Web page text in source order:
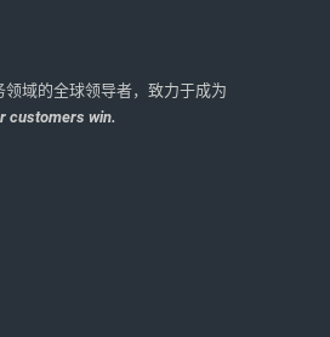
域的全球领导者，致力于成为
customers win.